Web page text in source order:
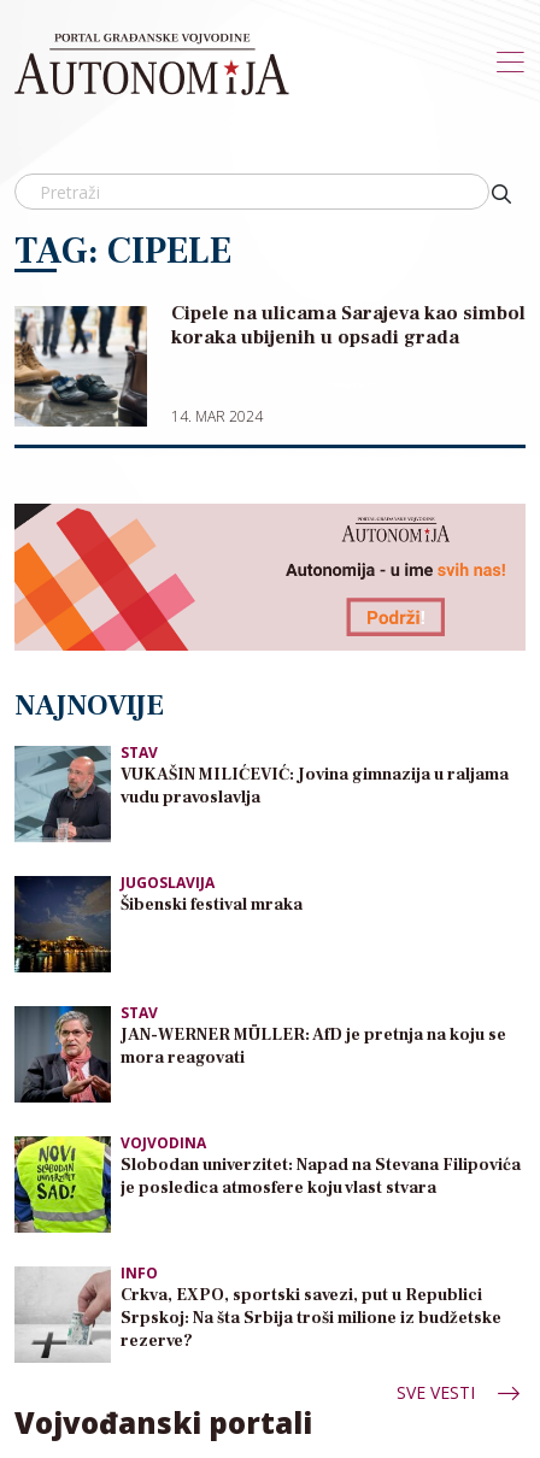
TAG: CIPELE
Cipele na ulicama Sarajeva kao simbol
koraka ubijenih u opsadi grada
14. MAR 2024
NAJNOVIJE
STAV
VUKAŠIN MILIĆEVIĆ: Jovina gimnazija u raljama
vudu pravoslavlja
JUGOSLAVIJA
Šibenski festival mraka
STAV
JAN-WERNER MÜLLER: AfD je pretnja na koju se
mora reagovati
VOJVODINA
Slobodan univerzitet: Napad na Stevana Filipovića
je posledica atmosfere koju vlast stvara
INFO
Crkva, EXPO, sportski savezi, put u Republici
Srpskoj: Na šta Srbija troši milione iz budžetske
rezerve?
SVE VESTI
Vojvođanski portali